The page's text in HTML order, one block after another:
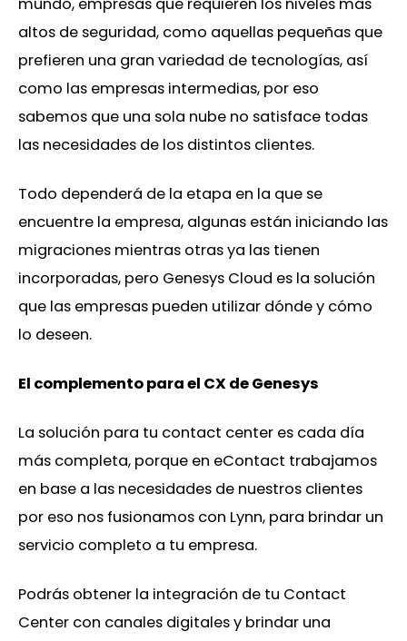
mundo, empresas que requieren los niveles más
altos de seguridad, como aquellas pequeñas que
prefieren una gran variedad de tecnologías, así
como las empresas intermedias, por eso
sabemos que una sola nube no satisface todas
las necesidades de los distintos clientes.
Todo dependerá de la etapa en la que se
encuentre la empresa, algunas están iniciando las
migraciones mientras otras ya las tienen
incorporadas, pero Genesys Cloud es la solución
que las empresas pueden utilizar dónde y cómo
lo deseen.
El complemento para el CX de Genesys
La solución para tu contact center es cada día
más completa, porque en eContact trabajamos
en base a las necesidades de nuestros clientes
por eso nos fusionamos con Lynn, para brindar un
servicio completo a tu empresa.
Podrás obtener la integración de tu Contact
Center con canales digitales y brindar una